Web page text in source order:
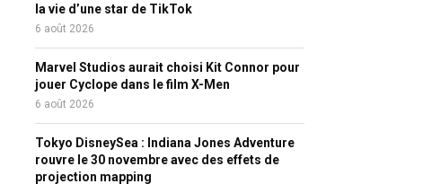
la vie d’une star de TikTok
6 août 2026
Marvel Studios aurait choisi Kit Connor pour
jouer Cyclope dans le film X-Men
6 août 2026
Tokyo DisneySea : Indiana Jones Adventure
rouvre le 30 novembre avec des effets de
projection mapping